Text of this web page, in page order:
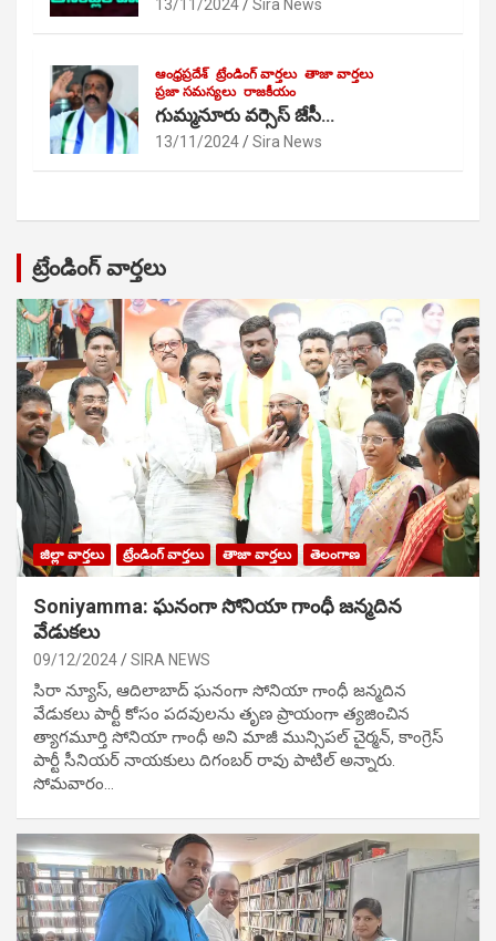
13/11/2024 Sira News
ఆంధ్రప్రదేశ్ ట్రేండింగ్ వార్తలు తాజా వార్తలు
ప్రజా సమస్యలు రాజకీయం
గుమ్మనూరు వర్సెస్ జేసీ…
13/11/2024 Sira News
ట్రేండింగ్ వార్తలు
జిల్లా వార్తలు ట్రేండింగ్ వార్తలు తాజా వార్తలు తెలంగాణ
Soniyamma: ఘ‌నంగా సోనియా గాంధీ జ‌న్మ‌దిన
వేడుక‌లు
09/12/2024 SIRA NEWS
సిరా న్యూస్, ఆదిలాబాద్ ఘ‌నంగా సోనియా గాంధీ జ‌న్మ‌దిన
వేడుక‌లు పార్టీ కోసం ప‌ద‌వుల‌ను తృణ ప్రాయంగా త్య‌జించిన
త్యాగమూర్తి సోనియా గాంధీ అని మాజీ మున్సిప‌ల్ చైర్మ‌న్, కాంగ్రెస్
పార్టీ సీనియ‌ర్ నాయ‌కులు దిగంబ‌ర్ రావు పాటిల్ అన్నారు.
సోమవారం…